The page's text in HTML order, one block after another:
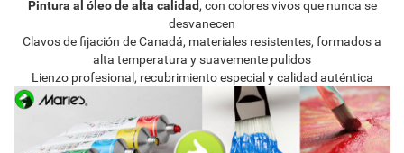
Pintura al óleo de alta calidad, con colores vivos que nunca se
desvanecen
Clavos de fijación de Canadá, materiales resistentes, formados a
alta temperatura y suavemente pulidos
Lienzo profesional, recubrimiento especial y calidad auténtica